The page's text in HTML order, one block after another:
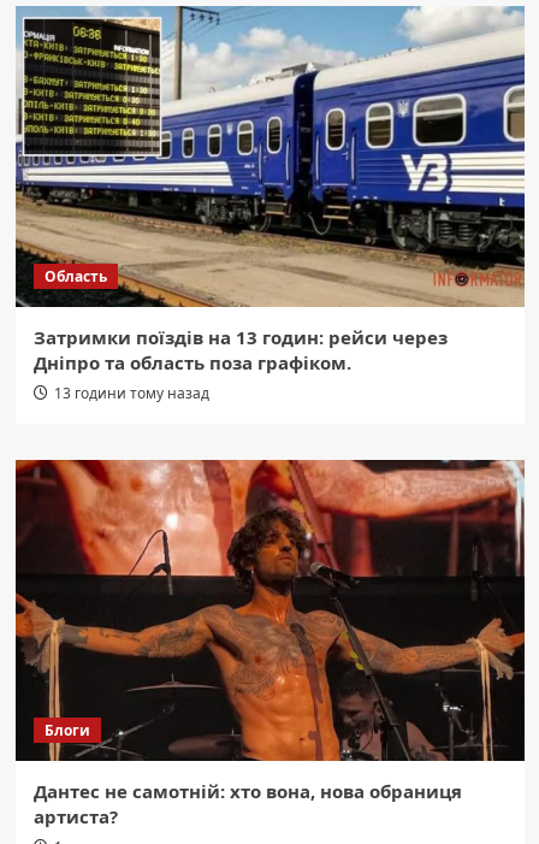
Область
Затримки поїздів на 13 годин: рейси через
Дніпро та область поза графіком.
13 години тому назад
Блоги
Дантес не самотній: хто вона, нова обраниця
артиста?